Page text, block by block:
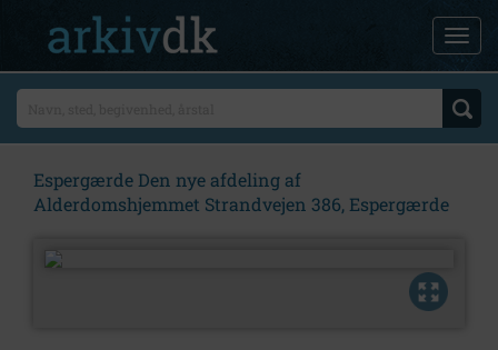
Espergærde Den nye afdeling af
Alderdomshjemmet Strandvejen 386, Espergærde